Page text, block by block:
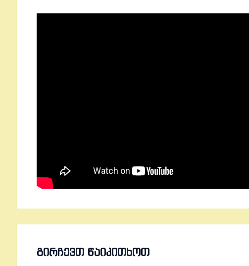
ᲒᲘᲠᲩᲔᲕᲗ ᲬᲐᲘᲙᲘᲗᲮᲝᲗ